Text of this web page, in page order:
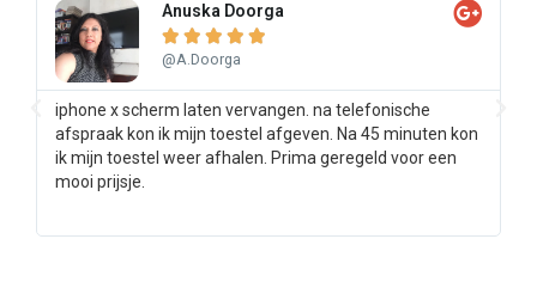
Anuska Doorga
    
@A.Doorga
iphone x scherm laten vervangen. na telefonische
afspraak kon ik mijn toestel afgeven. Na 45 minuten kon
ik mijn toestel weer afhalen. Prima geregeld voor een
mooi prijsje.